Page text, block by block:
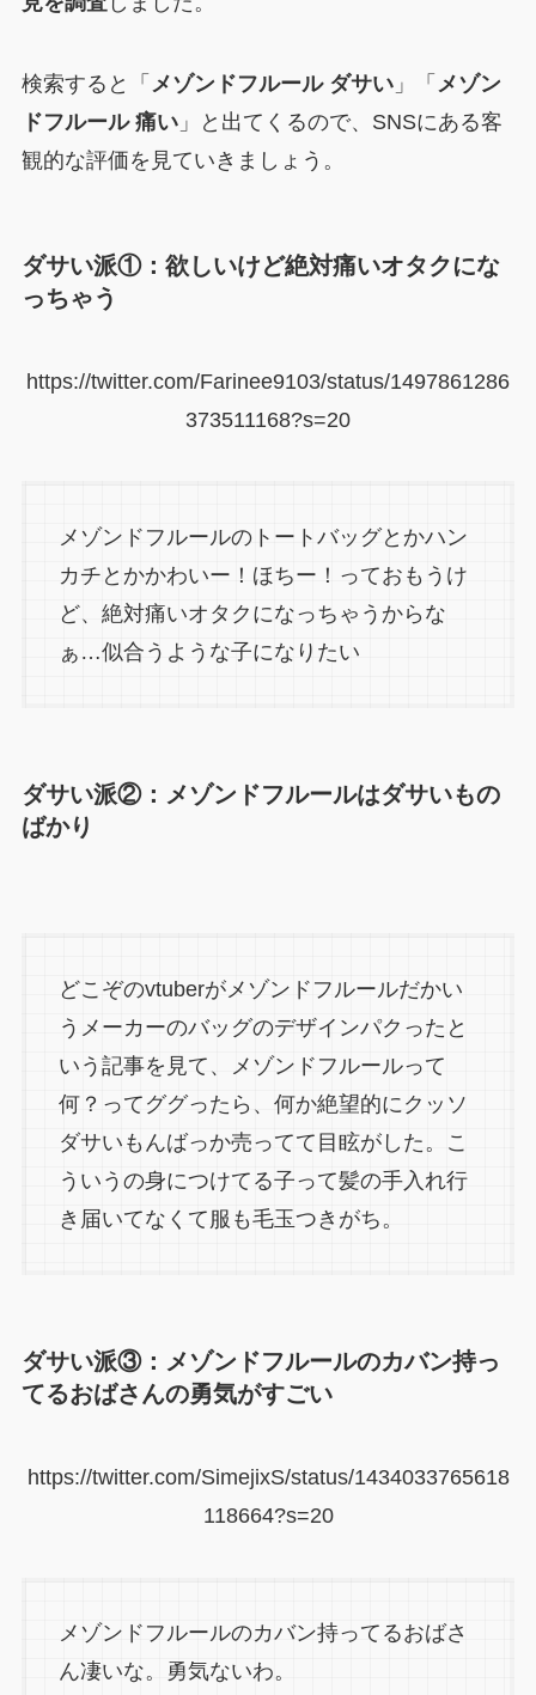
検索すると「 メゾンドフルール ダサい」「 メゾン
ドフルール 痛い」と出てくるので、SNSにある客
観的な評価を見ていきましょう。
ダサい派①：欲しいけど絶対痛いオタクにな
っちゃう
https://twitter.com/Farinee9103/status/1497861286
373511168?s=20
メゾンドフルールのトートバッグとかハン
カチとかかわいー！ほちー！っておもうけ
ど、絶対痛いオタクになっちゃうからな
ぁ…似合うような子になりたい
ダサい派②：メゾンドフルールはダサいもの
ばかり
どこぞのvtuberがメゾンドフルールだかい
うメーカーのバッグのデザインパクったと
いう記事を見て、メゾンドフルールって
何？ってググったら、何か絶望的にクッソ
ダサいもんばっか売ってて目眩がした。こ
ういうの身につけてる子って髪の手入れ行
き届いてなくて服も毛玉つきがち。
ダサい派③：メゾンドフルールのカバン持っ
てるおばさんの勇気がすごい
https://twitter.com/SimejixS/status/1434033765618
118664?s=20
メゾンドフルールのカバン持ってるおばさ
ん凄いな。勇気ないわ。